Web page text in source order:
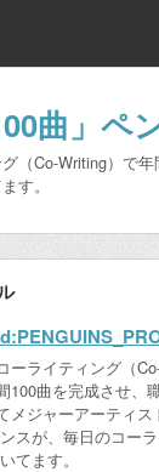
曲」
（Co-Writing）で
す。
ーライティング（
100曲を完成させ、
メジャーアーティス
スが、毎日のコー
てます。